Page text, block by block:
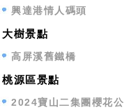
興達港情人碼頭
大樹景點
高屏溪舊鐵橋
桃源區景點
2024寶山二集團櫻花公